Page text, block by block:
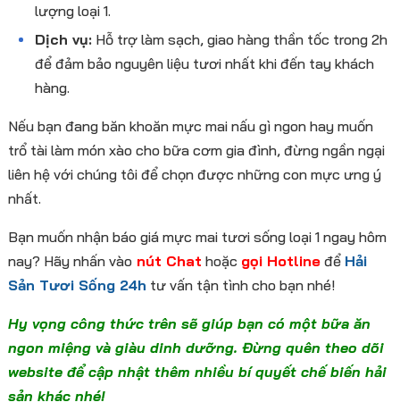
lượng loại 1.
Dịch vụ:Hỗ trợ làm sạch, giao hàng thần tốc trong 2h
để đảm bảo nguyên liệu tươi nhất khi đến tay khách
hàng.
Nếu bạn đang băn khoăn mực mai nấu gì ngon hay muốn
trổ tài làm món xào cho bữa cơm gia đình, đừng ngần ngại
liên hệ với chúng tôi để chọn được những con mực ưng ý
nhất.
Bạn muốn nhận báo giá mực mai tươi sống loại 1 ngay hôm
nay? Hãy nhấn vàonút Chat hoặc gọi Hotlineđể Hải
Sản Tươi Sống 24h tư vấn tận tình cho bạn nhé!
Hy vọng công thức trên sẽ giúp bạn có một bữa ăn
ngon miệng và giàu dinh dưỡng. Đừng quên theo dõi
website để cập nhật thêm nhiều bí quyết chế biến hải
sản khác nhé!